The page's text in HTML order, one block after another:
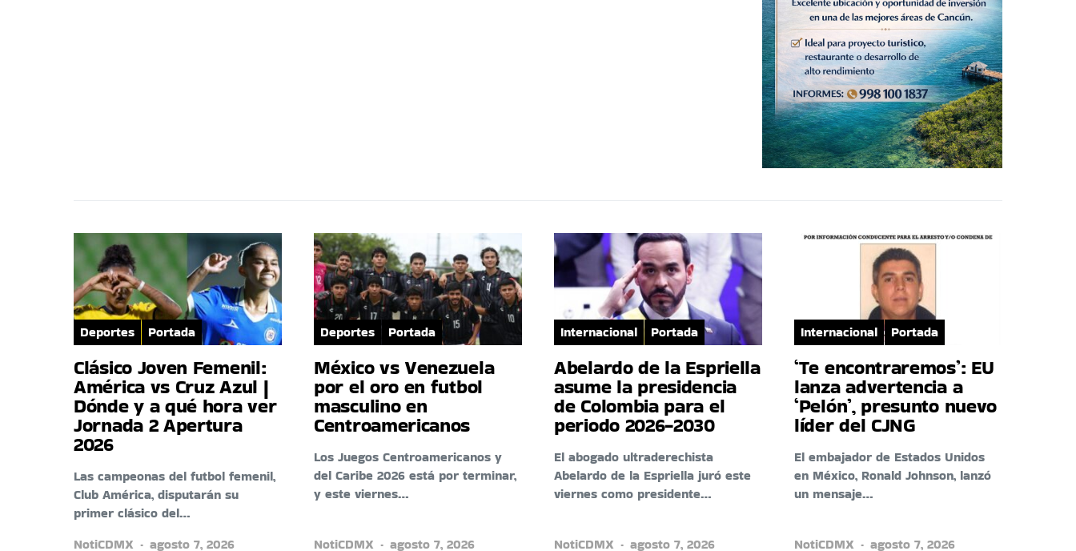
Deportes Portada
Clásico Joven Femenil:
América vs Cruz Azul |
Dónde y a qué hora ver
Jornada 2 Apertura
2026
Las campeonas del futbol femenil,
Club América, disputarán su
primer clásico del…
NotiCDMX
agosto 7, 2026
Deportes Portada
México vs Venezuela
por el oro en futbol
masculino en
Centroamericanos
Los Juegos Centroamericanos y
del Caribe 2026 está por terminar,
y este viernes…
NotiCDMX agosto 7, 2026
Internacional Portada
Abelardo de la Espriella
asume la presidencia
de Colombia para el
periodo 2026-2030
El abogado ultraderechista
Abelardo de la Espriella juró este
viernes como presidente…
NotiCDMX agosto 7, 2026
Internacional Portada
‘Te encontraremos’: EU
lanza advertencia a
‘Pelón’, presunto nuevo
líder del CJNG
El embajador de Estados Unidos
en México, Ronald Johnson, lanzó
un mensaje…
NotiCDMX agosto 7, 2026